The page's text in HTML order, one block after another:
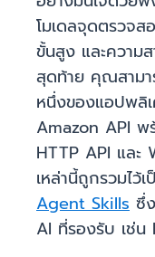
โมเดลจุดตรวจ
ขั้นสูง และความ
สุดท้าย คุณสามา
หนึ่งของแอปพลิ
Amazon API พ
HTTP API และ
เหล่านี้ถูกรวมไว้
Agent Skills ซึ่
AI ที่รองรับ เช่